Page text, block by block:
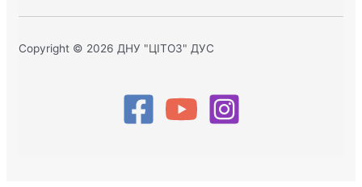
Copyright © 2026 ДНУ "ЦІТОЗ" ДУС